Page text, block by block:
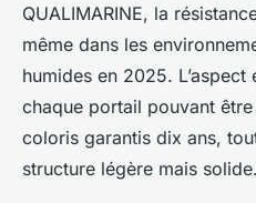
QUALIMARINE, la
même dans les
humides en 2025.
chaque portail pouvant
coloris garantis dix ans,
structure légère mais solide.